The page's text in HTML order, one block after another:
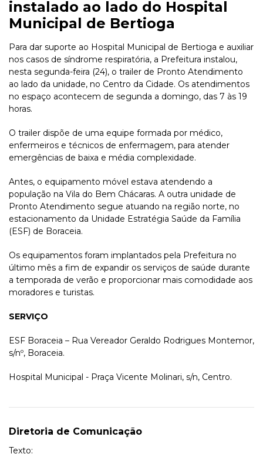
instalado ao lado do Hospital
Municipal de Bertioga
Para dar suporte ao Hospital Municipal de Bertioga e auxiliar
nos casos de síndrome respiratória, a Prefeitura instalou,
nesta segunda-feira (24), o trailer de Pronto Atendimento
ao lado da unidade, no Centro da Cidade. Os atendimentos
no espaço acontecem de segunda a domingo, das 7 às 19
horas.
O trailer dispõe de uma equipe formada por médico,
enfermeiros e técnicos de enfermagem, para atender
emergências de baixa e média complexidade.
Antes, o equipamento móvel estava atendendo a
população na Vila do Bem Chácaras. A outra unidade de
Pronto Atendimento segue atuando na região norte, no
estacionamento da Unidade Estratégia Saúde da Família
(ESF) de Boraceia.
Os equipamentos foram implantados pela Prefeitura no
último mês a fim de expandir os serviços de saúde durante
a temporada de verão e proporcionar mais comodidade aos
moradores e turistas.
SERVIÇO
ESF Boraceia – Rua Vereador Geraldo Rodrigues Montemor,
s/nº, Boraceia.
Hospital Municipal - Praça Vicente Molinari, s/n, Centro.
Diretoria de Comunicação
Texto: